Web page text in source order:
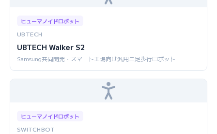
ヒューマノイドロボット
UBTECH
UBTECH Walker S2
Samsung共同開発・スマート工場向け汎用二足歩行ロボット
ヒューマノイドロボット
SWITCHBOT